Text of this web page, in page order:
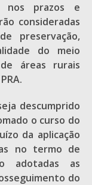
nos prazos e
consideradas
preservação,
do meio
áreas rurais
descumprido
o curso do
da aplicação
no termo de
adotadas as
do